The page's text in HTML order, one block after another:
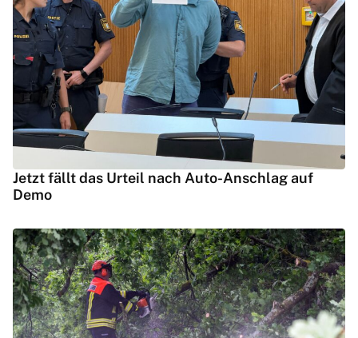
Jetzt fällt das Urteil nach Auto-Anschlag auf
Demo